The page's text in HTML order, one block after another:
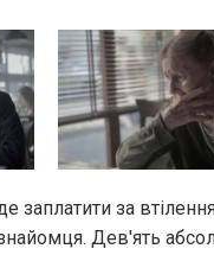
заплатити за
Дев'ять